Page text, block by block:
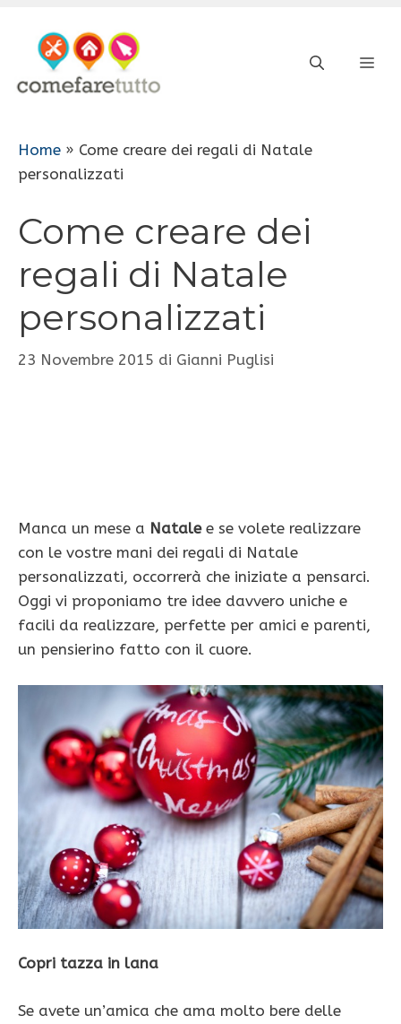
contenuto
Home » Come creare dei regali di Natale
personalizzati
Come creare dei
regali di Natale
personalizzati
23 Novembre 2015 di Gianni Puglisi
Manca un mese a Natalee se volete realizzare
con le vostre mani dei regali di Natale
personalizzati, occorrerà che iniziate a pensarci.
Oggi vi proponiamo tre idee davvero uniche e
facili da realizzare, perfette per amici e parenti,
un pensierino fatto con il cuore.
Copri tazza in lana
Se avete un’amica che ama molto bere delle